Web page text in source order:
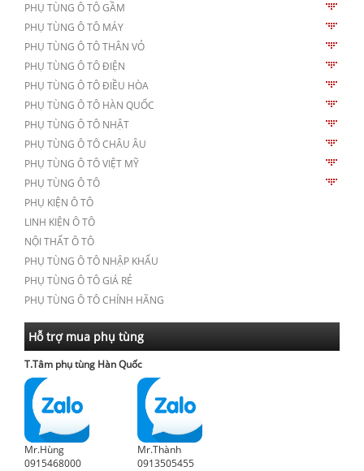
PHỤ TÙNG Ô TÔ GẦM
PHỤ TÙNG Ô TÔ MÁY
PHỤ TÙNG Ô TÔ THÂN VỎ
PHỤ TÙNG Ô TÔ ĐIỆN
PHỤ TÙNG Ô TÔ ĐIỀU HÒA
PHỤ TÙNG Ô TÔ HÀN QUỐC
PHỤ TÙNG Ô TÔ NHẬT
PHỤ TÙNG Ô TÔ CHÂU ÂU
PHỤ TÙNG Ô TÔ VIỆT MỸ
PHỤ TÙNG Ô TÔ
PHỤ KIỆN Ô TÔ
LINH KIỆN Ô TÔ
NỘI THẤT Ô TÔ
PHỤ TÙNG Ô TÔ NHẬP KHẨU
PHỤ TÙNG Ô TÔ GIÁ RẺ
PHỤ TÙNG Ô TÔ CHÍNH HÃNG
Hỗ trợ mua phụ tùng
T.Tâm phụ tùng Hàn Quốc
Mr.Hùng
0915468000
Mr.Thành
0913505455